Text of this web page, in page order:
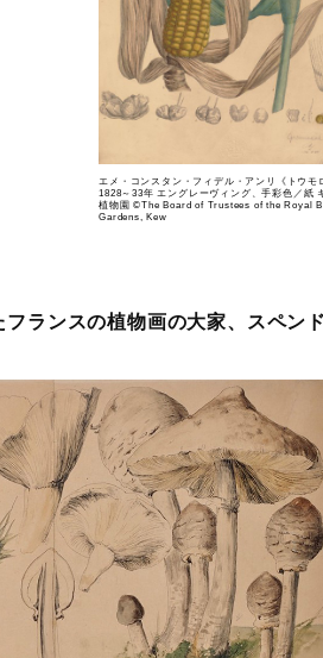
エメ・コンスタン・フィデル・アンリ《トウモ
1828～33年 エングレーヴィング、手彩色／紙
植物園 ©The Board of Trustees of the Royal
Gardens, Kew
ランスの植物画の大家、スペン